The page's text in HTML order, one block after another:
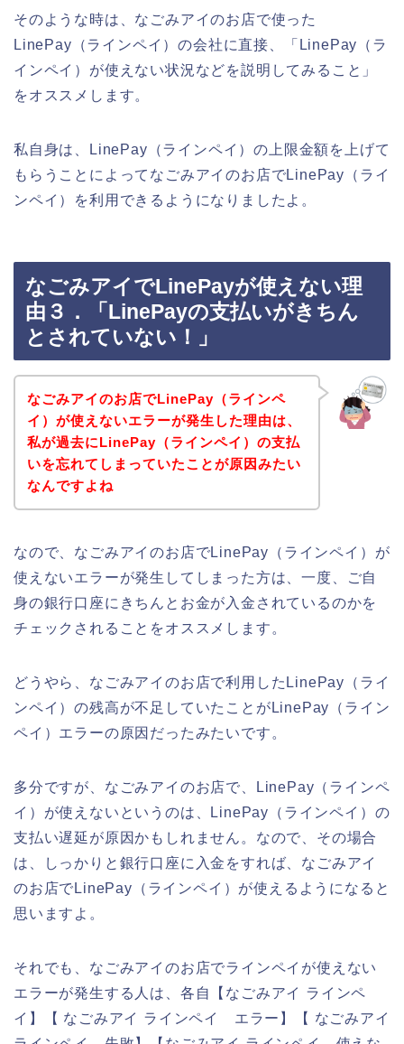
そのような時は、なごみアイのお店で使った
LinePay（ラインペイ）の会社に直接、「LinePay（ラ
インペイ）が使えない状況などを説明してみること」
をオススメします。
私自身は、LinePay（ラインペイ）の上限金額を上げて
もらうことによってなごみアイのお店でLinePay（ライ
ンペイ）を利用できるようになりましたよ。
なごみアイでLinePayが使えない理
由３．「LinePayの支払いがきちん
とされていない！」
なごみアイのお店でLinePay（ラインペ
イ）が使えないエラーが発生した理由は、
私が過去にLinePay（ラインペイ）の支払
いを忘れてしまっていたことが原因みたい
なんですよね
なので、なごみアイのお店でLinePay（ラインペイ）が
使えないエラーが発生してしまった方は、一度、ご自
身の銀行口座にきちんとお金が入金されているのかを
チェックされることをオススメします。
どうやら、なごみアイのお店で利用したLinePay（ライ
ンペイ）の残高が不足していたことがLinePay（ライン
ペイ）エラーの原因だったみたいです。
多分ですが、なごみアイのお店で、LinePay（ラインペ
イ）が使えないというのは、LinePay（ラインペイ）の
支払い遅延が原因かもしれません。なので、その場合
は、しっかりと銀行口座に入金をすれば、なごみアイ
のお店でLinePay（ラインペイ）が使えるようになると
思いますよ。
それでも、なごみアイのお店でラインペイが使えない
エラーが発生する人は、各自【なごみアイ ラインペ
イ】【 なごみアイ ラインペイ エラー】【 なごみアイ